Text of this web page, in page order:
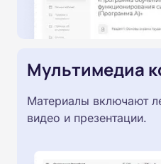
Мультимедиа
Материалы включают
видео и презентации.